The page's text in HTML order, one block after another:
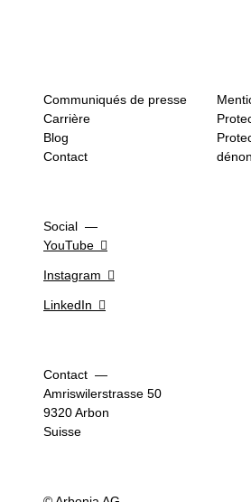
Communiqués de presse
Carrière
Blog
Contact
Social
YouTube
Instagram
LinkedIn
Contact
Amriswiler­strasse 50
9320 Arbon
Suisse